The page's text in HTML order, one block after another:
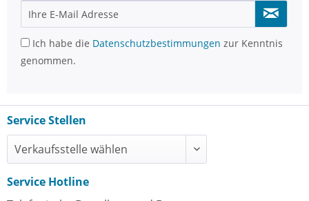
Ich habe die Datenschutzbestimmungen zur Kenntnis
genommen.
Service Stellen
Service Hotline